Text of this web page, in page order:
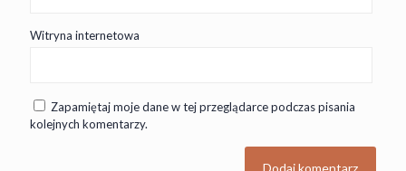
Witryna internetowa
Zapamiętaj moje dane w tej przeglądarce podczas pisania
kolejnych komentarzy.